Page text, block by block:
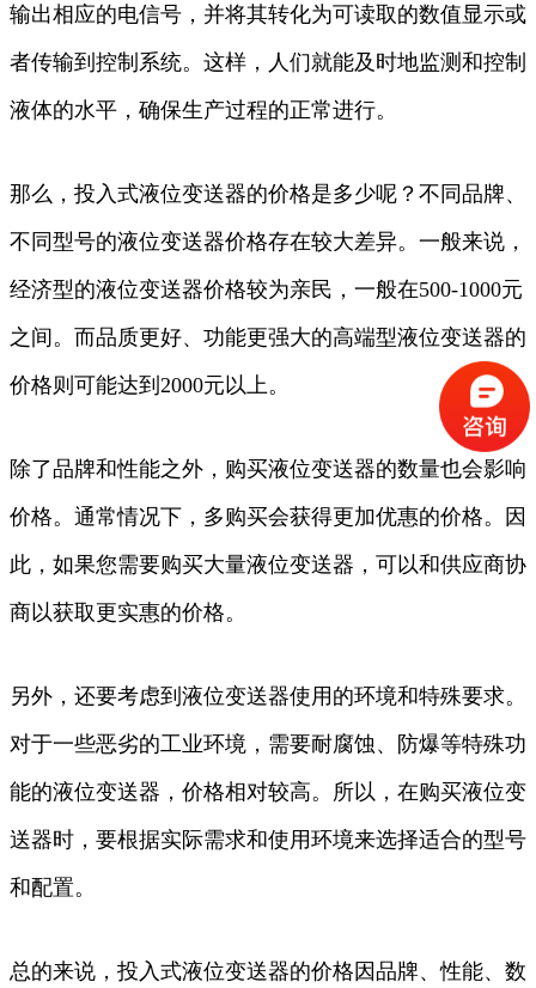
输出相应的电信号，并将其转化为可读取的数值显示或
者传输到控制系统。这样，人们就能及时地监测和控制
液体的水平，确保生产过程的正常进行。
那么，投入式液位变送器的价格是多少呢？不同品牌、
不同型号的液位变送器价格存在较大差异。一般来说，
经济型的液位变送器价格较为亲民，一般在500-1000元
之间。而品质更好、功能更强大的高端型液位变送器的
价格则可能达到2000元以上。
除了品牌和性能之外，购买液位变送器的数量也会影响
价格。通常情况下，多购买会获得更加优惠的价格。因
此，如果您需要购买大量液位变送器，可以和供应商协
商以获取更实惠的价格。
另外，还要考虑到液位变送器使用的环境和特殊要求。
对于一些恶劣的工业环境，需要耐腐蚀、防爆等特殊功
能的液位变送器，价格相对较高。所以，在购买液位变
送器时，要根据实际需求和使用环境来选择适合的型号
和配置。
总的来说，投入式液位变送器的价格因品牌、性能、数